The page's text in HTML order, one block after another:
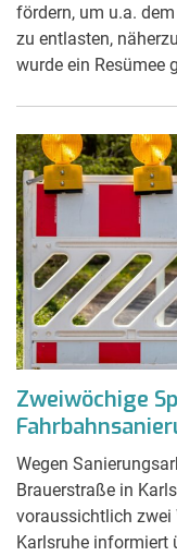
fördern, um u.a.
zu entlasten,
wurde ein Resümee
Zweiwöchige
Wegen
Brauerstraße in
voraussichtlich zwei
Karlsruhe informiert